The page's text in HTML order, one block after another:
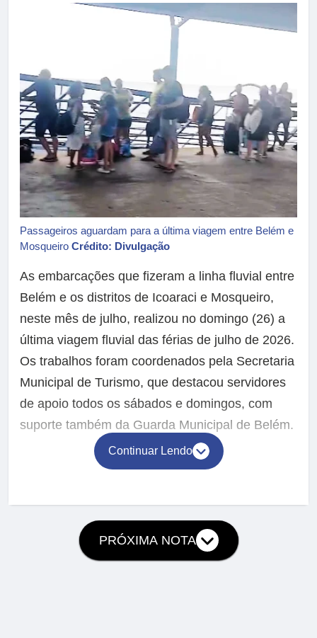
Passageiros aguardam para a última viagem entre Belém e
Mosqueiro Crédito: Divulgação
As embarcações que fizeram a linha fluvial entre
Belém e os distritos de Icoaraci e Mosqueiro,
neste mês de julho, realizou no domingo (26) a
última viagem fluvial das férias de julho de 2026.
Os trabalhos foram coordenados pela Secretaria
Municipal de Turismo, que destacou servidores
de apoio todos os sábados e domingos, com
suporte também da Guarda Municipal de Belém.
Continuar Lendo
PRÓXIMA NOTA